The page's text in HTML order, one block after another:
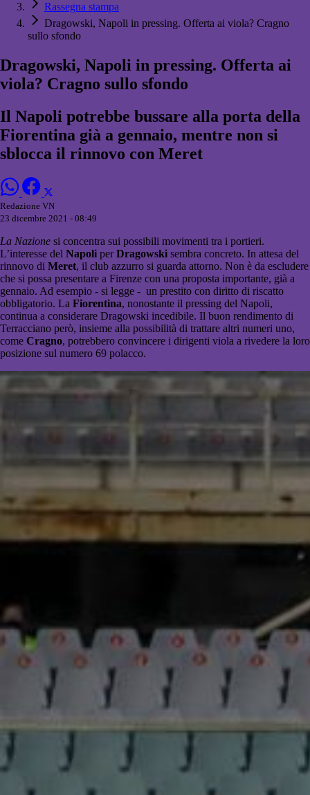
Rassegna stampa
Dragowski, Napoli in pressing. Offerta ai viola? Cragno
sullo sfondo
Dragowski, Napoli in pressing. Offerta ai
viola? Cragno sullo sfondo
Il Napoli potrebbe bussare alla porta della
Fiorentina già a gennaio, mentre non si
sblocca il rinnovo con Meret
Redazione VN
23 dicembre 2021 - 08:49
La Nazione si concentra sui possibili movimenti tra i portieri.
L’interesse del Napoli perDragowski sembra concreto. In attesa del
rinnovo di Meret, il club azzurro si guarda attorno. Non è da escludere
che si possa presentare a Firenze con una proposta importante, già a
gennaio. Ad esempio - si legge - un prestito con diritto di riscatto
obbligatorio. La Fiorentina, nonostante il pressing del Napoli,
continua a considerare Dragowski incedibile. Il buon rendimento di
Terracciano però, insieme alla possibilità di trattare altri numeri uno,
come Cragno, potrebbero convincere i dirigenti viola a rivedere la loro
posizione sul numero 69 polacco.